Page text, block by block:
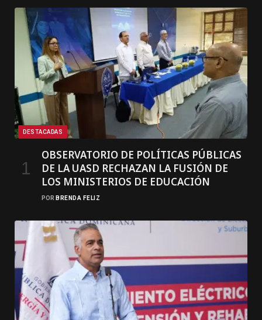
DESTACADAS
OBSERVATORIO DE POLÍTICAS PÚBLICAS
DE LA UASD RECHAZAN LA FUSIÓN DE
LOS MINISTERIOS DE EDUCACIÓN
POR BRENDA FELIZ